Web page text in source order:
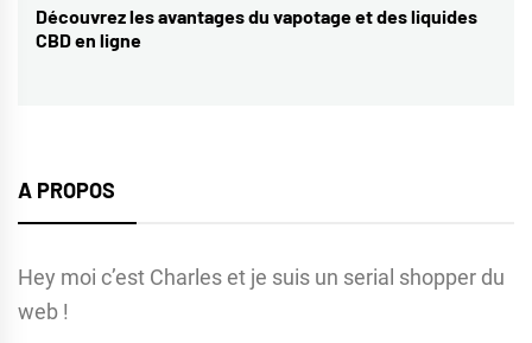
Next
post:
Découvrez les avantages du vapotage et des liquides
CBD en ligne
A PROPOS
Hey moi c’est Charles et je suis un serial shopper du
web !